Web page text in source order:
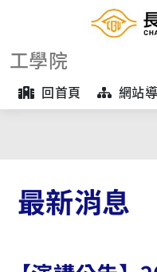
工學院
回首頁 網站
最新消息